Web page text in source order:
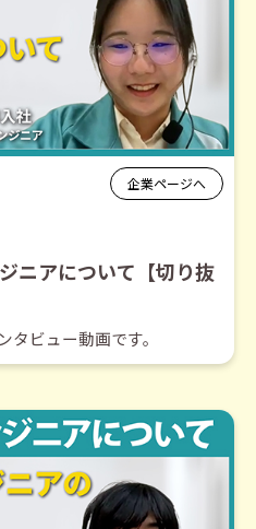
企業ページへ
ニアについて【切り抜
ビュー動画です。